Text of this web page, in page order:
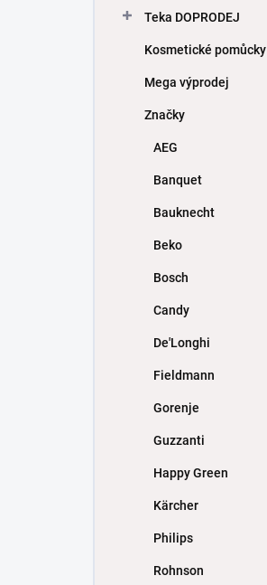
Teka DOPRODEJ
Kosmetické pomůcky
Mega výprodej
Značky
AEG
Banquet
Bauknecht
Beko
Bosch
Candy
De'Longhi
Fieldmann
Gorenje
Guzzanti
Happy Green
Kärcher
Philips
Rohnson